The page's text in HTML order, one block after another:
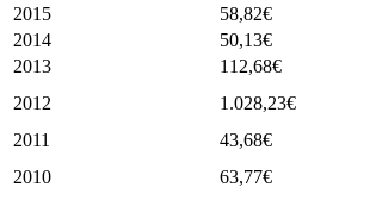
2015
58,82€
2014
50,13€
2013
112,68€
2012
1.028,23€
2011
43,68€
2010
63,77€